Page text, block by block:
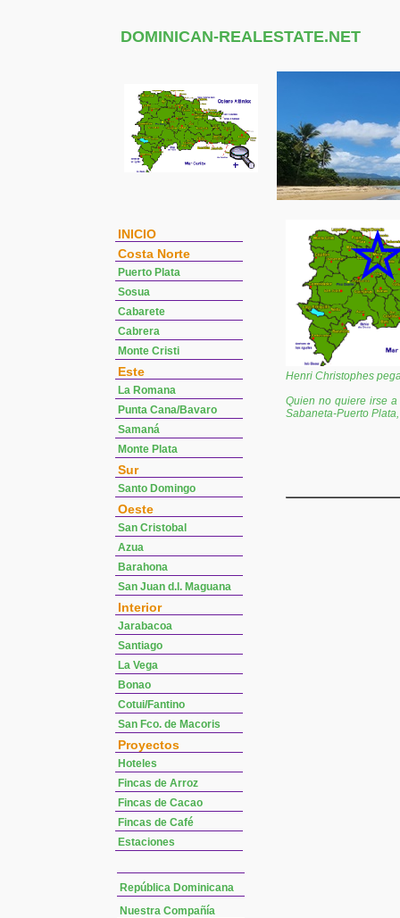
DOMINICAN-REALESTATE.NET
INICIO
Costa Norte
Puerto Plata
Sosua
Cabarete
Cabrera
Monte Cristi
Este
La Romana
Punta Cana/Bavaro
Samaná
Monte Plata
Sur
Santo Domingo
Oeste
San Cristobal
Azua
Barahona
San Juan d.l. Maguana
Interior
Jarabacoa
Santiago
La Vega
Bonao
Cotui/Fantino
San Fco. de Macoris
Proyectos
Hoteles
Fincas de Arroz
Fincas de Cacao
Fincas de Café
Estaciones
República Dominicana
Nuestra Compañía
Henri Christophes
Quien no quiere irse
Sabaneta-Puerto